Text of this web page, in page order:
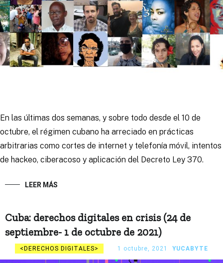
En las últimas dos semanas, y sobre todo desde el 10 de
octubre, el régimen cubano ha arreciado en prácticas
arbitrarias como cortes de internet y telefonía móvil, intentos
de hackeo, ciberacoso y aplicación del Decreto Ley 370.
LEER MÁS
Cuba: derechos digitales en crisis (24 de
septiembre- 1 de octubre de 2021)
DERECHOS DIGITALES 1 octubre, 2021 YUCABYTE